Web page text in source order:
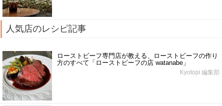
人気店のレシピ記事
ローストビーフ専門店が教える、ローストビーフの作り
方のすべて「ローストビーフの店 watanabe」
Kyotopi 編集部